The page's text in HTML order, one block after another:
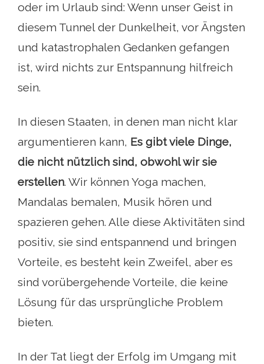
oder im Urlaub sind: Wenn unser Geist in
diesem Tunnel der Dunkelheit, vor Ängsten
und katastrophalen Gedanken gefangen
ist, wird nichts zur Entspannung hilfreich
sein.
In diesen Staaten, in denen man nicht klar
argumentieren kann, Es gibt viele Dinge,
die nicht nützlich sind, obwohl wir sie
erstellen. Wir können Yoga machen,
Mandalas bemalen, Musik hören und
spazieren gehen. Alle diese Aktivitäten sind
positiv, sie sind entspannend und bringen
Vorteile, es besteht kein Zweifel, aber es
sind vorübergehende Vorteile, die keine
Lösung für das ursprüngliche Problem
bieten.
In der Tat liegt der Erfolg im Umgang mit